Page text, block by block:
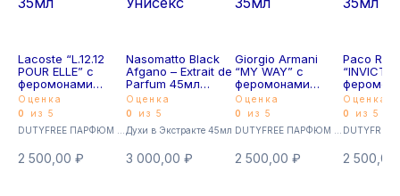
Lacoste “L.12.12
POUR ELLE” с
феромонами
35мл
Оценка
0
из 5
2 500,00 ₽
Духи в Экстракте 45мл
Nasomatto Black
Afgano – Extrait de
Parfum 45мл
Унисекс
Оценка
0
из 5
3 000,00₽
Giorgio Armani
“MY WAY” с
феромонами
35мл
Оценка
0
из 5
2 500,00 ₽
Paco
35мл
Оценка
0
из 5
2 500,00